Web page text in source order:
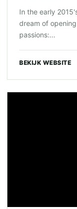
In the early
dream of
passions:...
BEKIJK WEBSITE